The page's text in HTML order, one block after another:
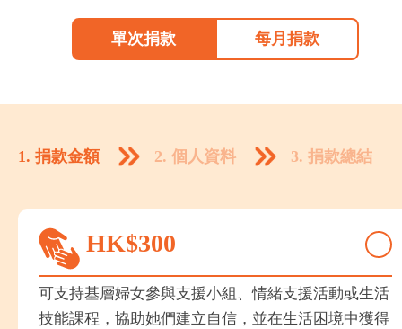
單次捐款 每月捐款
1. 捐款金額 2. 個人資料 3. 捐款總結
HK$300
可支持基層婦女參與支援小組、情緒支援活動或生活
技能課程，協助她們建立自信，並在生活困境中獲得